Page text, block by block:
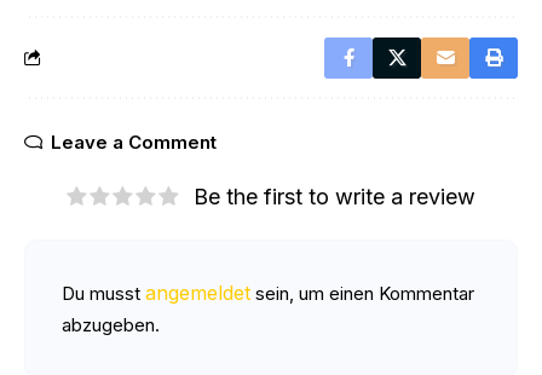
Leave a Comment
Be the first to write a review
Du musst angemeldet sein, um einen Kommentar
abzugeben.